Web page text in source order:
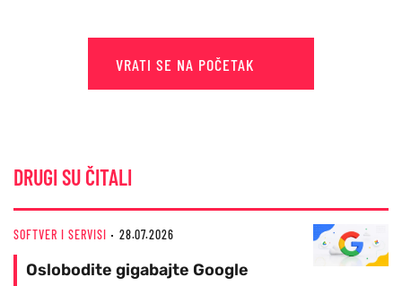
VRATI SE NA POČETAK
DRUGI SU ČITALI
SOFTVER I SERVISI 28.07.2026
Oslobodite gigabajte Google